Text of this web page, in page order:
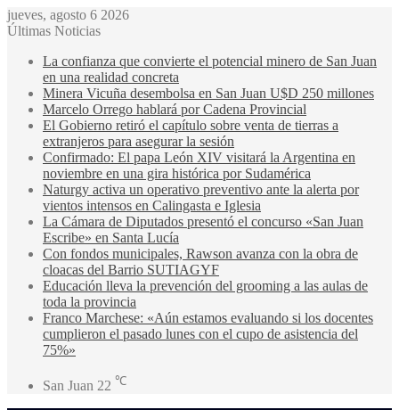
jueves, agosto 6 2026
Últimas Noticias
La confianza que convierte el potencial minero de San Juan
en una realidad concreta
Minera Vicuña desembolsa en San Juan U$D 250 millones
Marcelo Orrego hablará por Cadena Provincial
El Gobierno retiró el capítulo sobre venta de tierras a
extranjeros para asegurar la sesión
Confirmado: El papa León XIV visitará la Argentina en
noviembre en una gira histórica por Sudamérica
Naturgy activa un operativo preventivo ante la alerta por
vientos intensos en Calingasta e Iglesia
La Cámara de Diputados presentó el concurso «San Juan
Escribe» en Santa Lucía
Con fondos municipales, Rawson avanza con la obra de
cloacas del Barrio SUTIAGYF
Educación lleva la prevención del grooming a las aulas de
toda la provincia
Franco Marchese: «Aún estamos evaluando si los docentes
cumplieron el pasado lunes con el cupo de asistencia del
75%»
San Juan 22 ℃